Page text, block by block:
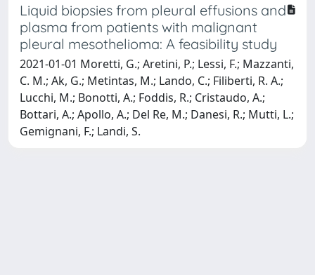
Liquid biopsies from pleural effusions and
plasma from patients with malignant
pleural mesothelioma: A feasibility study
2021-01-01 Moretti, G.; Aretini, P.; Lessi, F.; Mazzanti,
C. M.; Ak, G.; Metintas, M.; Lando, C.; Filiberti, R. A.;
Lucchi, M.; Bonotti, A.; Foddis, R.; Cristaudo, A.;
Bottari, A.; Apollo, A.; Del Re, M.; Danesi, R.; Mutti, L.;
Gemignani, F.; Landi, S.